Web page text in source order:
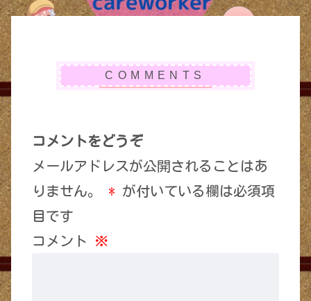
コメントをどうぞ
メールアドレスが公開されることはあ
りません。
* が付いている欄は必須項
目です
コメント ※